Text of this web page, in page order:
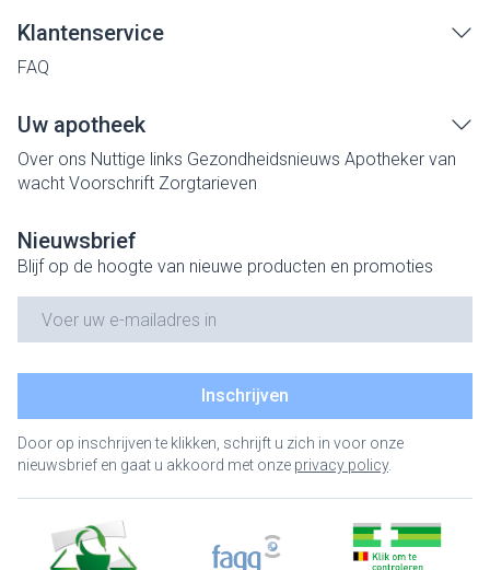
Klantenservice
FAQ
Uw apotheek
Over ons Nuttige links Gezondheidsnieuws Apotheker van
wacht Voorschrift Zorgtarieven
Nieuwsbrief
Blijf op de hoogte van nieuwe producten en promoties
Inschrijven
Door op inschrijven te klikken, schrijft u zich in voor onze
nieuwsbrief en gaat u akkoord met onze privacy policy.